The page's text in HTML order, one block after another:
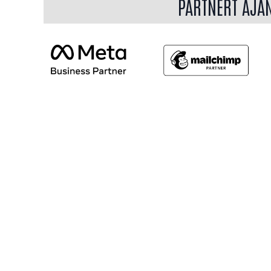
PARTNERT